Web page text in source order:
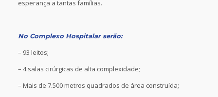
esperança a tantas famílias.
No Complexo Hospitalar serão:
– 93 leitos;
– 4 salas cirúrgicas de alta complexidade;
– Mais de 7.500 metros quadrados de área construída;